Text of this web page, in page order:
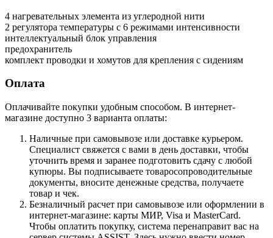
4 нагревательных элемента из углеродной нити
2 регулятора температуры с 6 режимами интенсивности
интеллектуальный блок управления
предохранитель
комплект проводки и хомутов для крепления с сидениям
Оплата
Оплачивайте покупки удобным способом. В интернет-
магазине доступно 3 варианта оплаты:
Наличные при самовывозе или доставке курьером.
Специалист свяжется с вами в день доставки, чтобы
уточнить время и заранее подготовить сдачу с любой
купюры. Вы подписываете товаросопроводительные
документы, вносите денежные средства, получаете
товар и чек.
Безналичный расчет при самовывозе или оформлении в
интернет-магазине: карты МИР, Visa и MasterCard.
Чтобы оплатить покупку, система перенаправит вас на